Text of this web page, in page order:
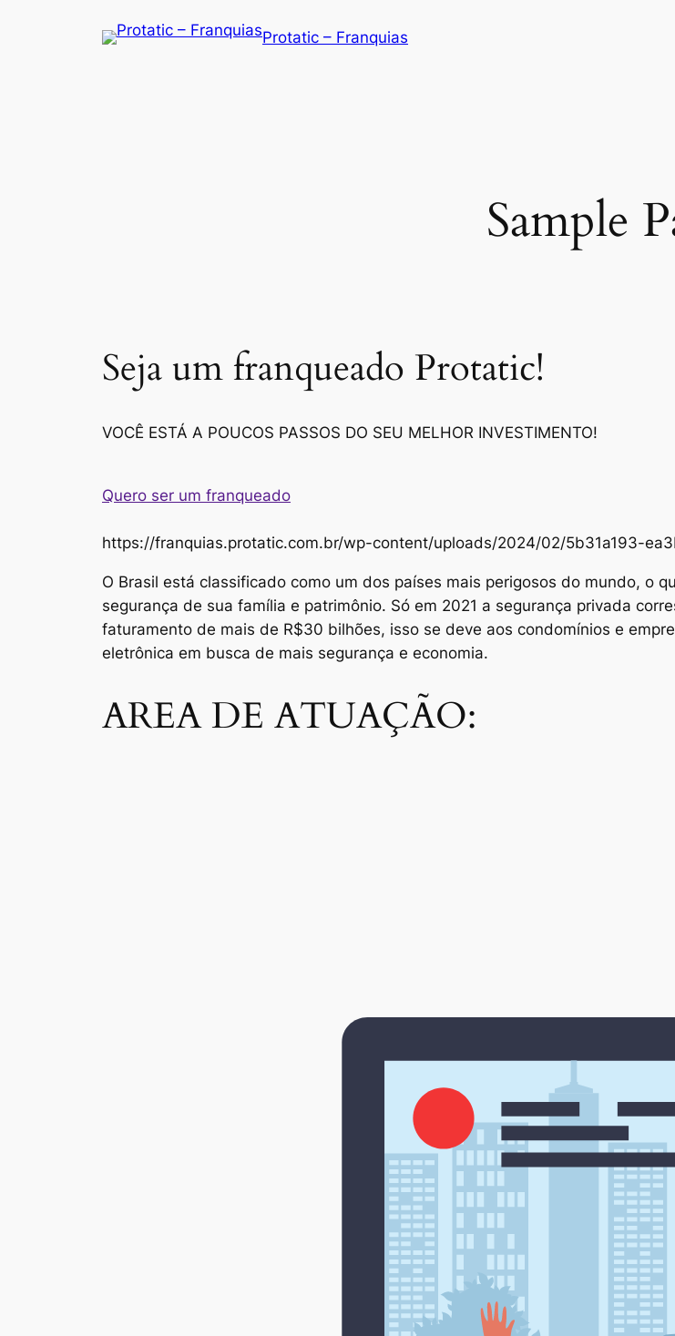
Protatic – Franquias
Sample
Seja um franqueado Protatic!
VOCÊ ESTÁ A POUCOS PASSOS DO SEU MELHOR INVESTIMENTO!
Quero ser um franqueado
https://franquias.protatic.com.br/wp-content/uploads/2024/02/5b31a193-
O Brasil está classificado como um dos países mais perigosos do mundo, o
segurança de sua família e patrimônio. Só em 2021 a segurança privada
faturamento de mais de R$30 bilhões, isso se deve aos condomínios e
eletrônica em busca de mais segurança e economia.
AREA DE ATUAÇÃO: